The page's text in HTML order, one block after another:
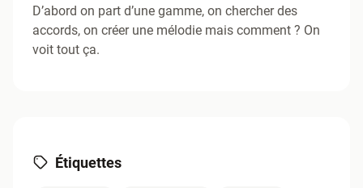
D’abord on part d’une gamme, on chercher des
accords, on créer une mélodie mais comment ? On
voit tout ça.
Étiquettes